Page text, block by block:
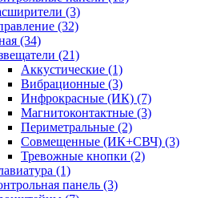
(3)
(32)
(34)
(21)
Аккустические (1)
Вибрационные (3)
Инфрокрасные (ИК) (7)
Магнитоконтактные (3)
Периметральные (2)
Совмещенные (ИК+СВЧ) (3)
Тревожные кнопки (2)
(1)
панель (3)